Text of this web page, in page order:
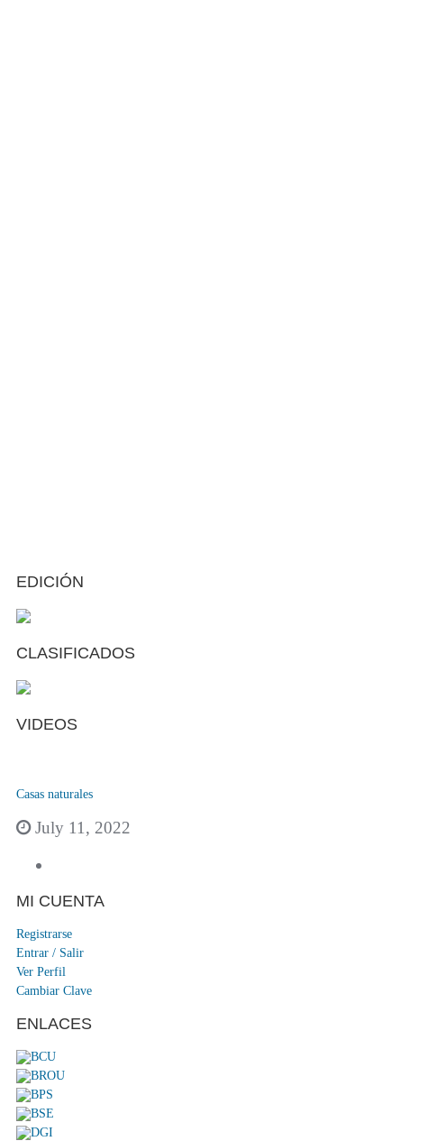
EDICIÓN
CLASIFICADOS
VIDEOS
Casas naturales
July 11, 2022
MI CUENTA
Registrarse
Entrar / Salir
Ver Perfil
Cambiar Clave
ENLACES